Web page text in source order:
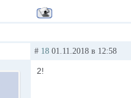
# 18 01.11.2018 в 12:58
2!